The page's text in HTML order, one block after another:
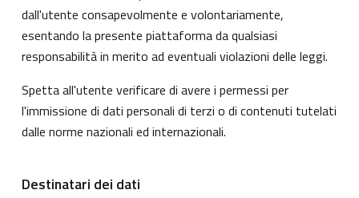
dall'utente consapevolmente e volontariamente,
esentando la presente piattaforma da qualsiasi
responsabilità in merito ad eventuali violazioni delle leggi.
Spetta all'utente verificare di avere i permessi per
l'immissione di dati personali di terzi o di contenuti tutelati
dalle norme nazionali ed internazionali.
Destinatari dei dati